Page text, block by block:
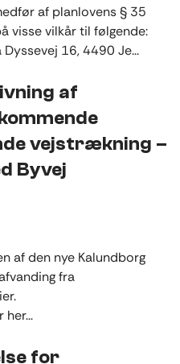
af planlovens § 35
visse vilkår til følgende:
16, 4490 Je...
af
vejstrækning –
Byvej
af den nye Kalundborg
fra
for